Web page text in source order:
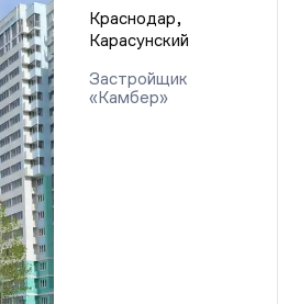
Краснодар,
Карасунский
Застройщик
«Камбер»